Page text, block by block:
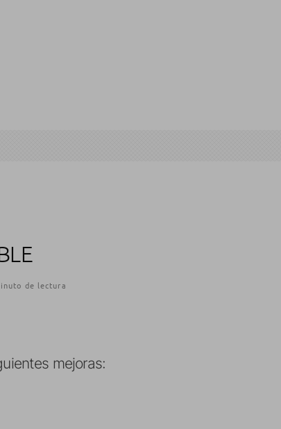
de lectura
mejoras: